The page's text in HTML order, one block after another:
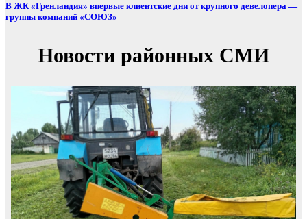
В ЖК «Гренландия» впервые клиентские дни от крупного девелопера —
группы компаний «СОЮЗ»